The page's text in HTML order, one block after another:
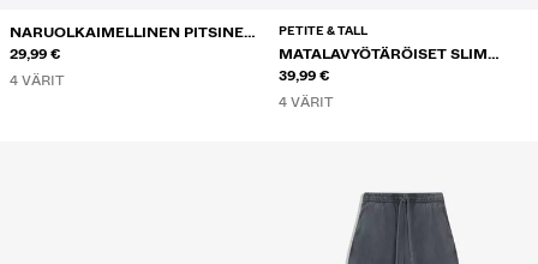
NARUOLKAIMELLINEN PITSINEN
MIDIMEKKO
29,99 €
4 VÄRIT
PETITE & TALL
MATALAVYÖTÄRÖISET SLIM
BOOTCUT-FARKUT
39,99 €
4 VÄRIT